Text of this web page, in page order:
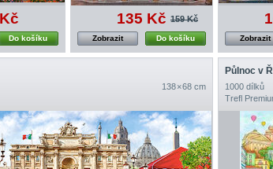
Do košíku
135 Kč 159 Kč
Do košíku
Zobrazit Zobrazit
138 × 68 cm
Půlnoc v
1000 dílků
Trefl